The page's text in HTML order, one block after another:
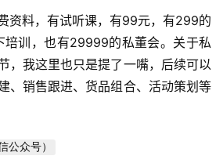
资料，有试听课，有99元，有299的
训，也有29999的私董会。关于私
，我这里也只是提了一嘴，后续可以
、销售跟进、货品组合、活动策划等
公众号）